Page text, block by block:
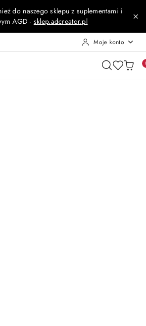
głównej
konto
głównego
produktu
do naszego sklepu z suplementami i
AGD - sklep.adcreator.pl
Moje konto